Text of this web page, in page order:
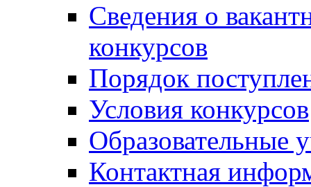
Сведения о
конкурсов
Порядок
Условия конкурсов
Образовательные
Контактная